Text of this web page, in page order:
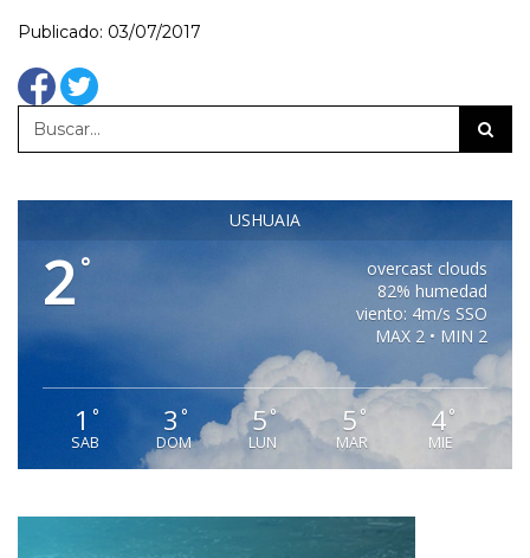
Publicado: 03/07/2017
USHUAIA
2 °
overcast clouds
82% humedad
viento: 4m/s SSO
MAX 2 • MIN 2
1 °
SAB
3 °
DOM
5°
LUN
5 °
MAR
4°
MIE